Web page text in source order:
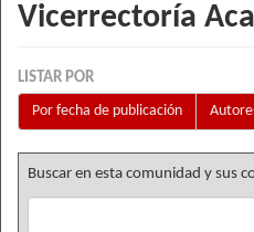
Vicerrectoría
LISTAR POR
Por fecha de publicación
Buscar en esta comunidad y sus